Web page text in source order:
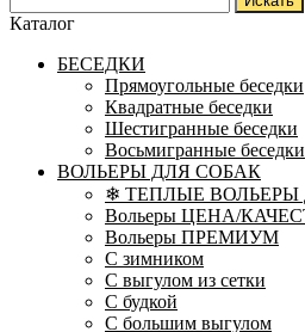
Каталог
БЕСЕДКИ
Прямоугольные беседки
Квадратные беседки
Шестигранные беседки
Восьмигранные беседки
ВОЛЬЕРЫ ДЛЯ СОБАК
❄ ТЕПЛЫЕ
Вольеры ЦЕНА/
Вольеры ПРЕМИУМ
С зимником
С выгулом из сетки
С будкой
С большим выгулом